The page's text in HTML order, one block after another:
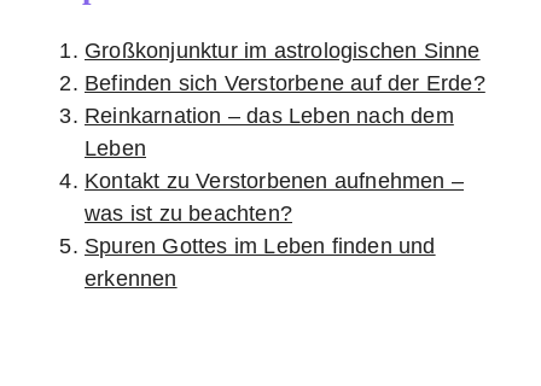
Großkonjunktur im astrologischen Sinne
Befinden sich Verstorbene auf der Erde?
Reinkarnation – das Leben nach dem
Leben
Kontakt zu Verstorbenen aufnehmen –
was ist zu beachten?
Spuren Gottes im Leben finden und
erkennen